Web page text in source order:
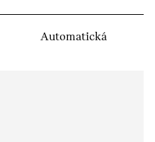
Automatická